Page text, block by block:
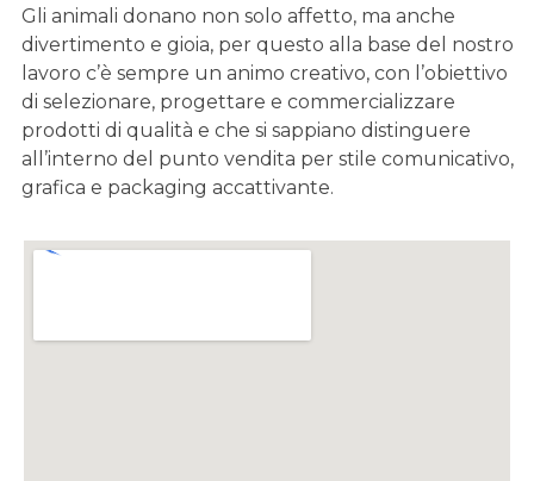
Gli animali donano non solo affetto, ma anche
divertimento e gioia, per questo alla base del nostro
lavoro c’è sempre un animo creativo, con l’obiettivo
di selezionare, progettare e commercializzare
prodotti di qualità e che si sappiano distinguere
all’interno del punto vendita per stile comunicativo,
grafica e packaging accattivante.